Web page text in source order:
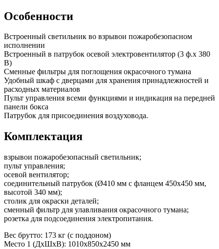
Особенности
Встроенный светильник во взрывои пожаробезопасном
исполнении
Встроенный в патрубок осевой электровентилятор (3 ф.х 380
В)
Сменные фильтры для поглощения окрасочного тумана
Удобный шкаф с дверцами для хранения принадлежностей и
расходных материалов
Пульт управления всеми функциями и индикация на передней
панели бокса
Патрубок для присоединения воздуховода.
Комплектация
взрывои пожаробезопасный светильник;
пульт управления;
осевой вентилятор;
соединительный патрубок (Ø410 мм с фланцем 450х450 мм,
высотой 340 мм);
столик для окраски деталей;
сменный фильтр для улавливания окрасочного тумана;
розетка для подсоединения электропитания.
Вес брутто: 173 кг (с поддоном)
Место 1 (ДхШхВ): 1010х850х2450 мм